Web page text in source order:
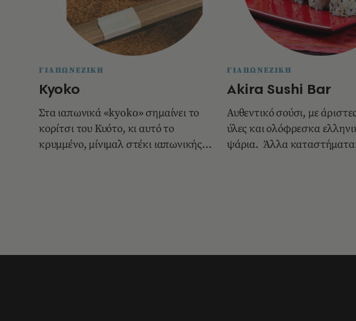
ΓΙΑΠΩΝΕΖΙΚΗ
Kyoko
Στα ιαπωνικά «kyoko» σημαίνει το
κορίτσι του Κυότο, κι αυτό το
κρυμμένο, μίνιμαλ στέκι ιαπωνικής
ΓΙΑΠΩΝΕΖΙΚΗ
Akira Sushi Bar
Αυθεντικό σούσι, με
ύλες και ολόφρεσκα
ψάρια. Άλλα